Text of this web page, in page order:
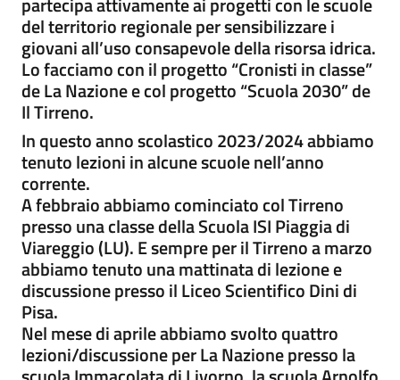
del territorio regionale per sensibilizzare i
giovani all’uso consapevole della risorsa idrica.
Lo facciamo con il progetto “Cronisti in classe”
de La Nazione e col progetto “Scuola 2030” de
Il Tirreno.
In questo anno scolastico 2023/2024 abbiamo
tenuto lezioni in alcune scuole nell’anno
corrente.
A febbraio abbiamo cominciato col Tirreno
presso una classe della Scuola ISI Piaggia di
Viareggio (LU). E sempre per il Tirreno a marzo
abbiamo tenuto una mattinata di lezione e
discussione presso il Liceo Scientifico Dini di
Pisa.
Nel mese di aprile abbiamo svolto quattro
lezioni/discussione per La Nazione presso la